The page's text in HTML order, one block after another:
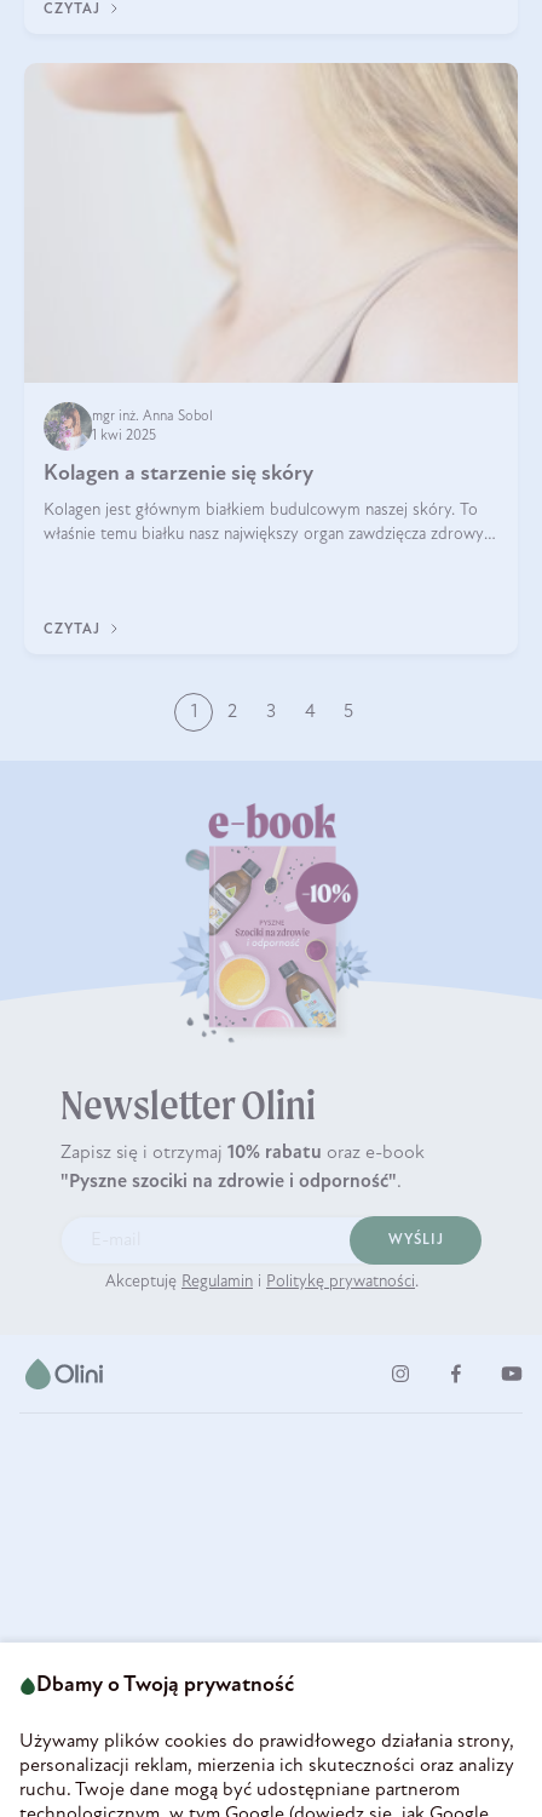
CZYTAJ
mgr inż. Anna Sobol
1 kwi 2025
Kolagen a starzenie się skóry
Kolagen jest głównym białkiem budulcowym naszej skóry. To
właśnie temu białku nasz największy organ zawdzięcza zdrowy
CZYTAJ
1 2 3 4 5
Newsletter Olini
Zapisz się i otrzymaj 10% rabatu oraz e-book
"Pyszne szociki na zdrowie i odporność".
WYŚLIJ
Akceptuję Regulamin i Politykę prywatności.
58-160 Świebodzice
REGON 890213034
INFORMACJE
Dbamy o Twoją prywatność
Używamy plików cookies do prawidłowego działania strony,
personalizacji reklam, mierzenia ich skuteczności oraz analizy
ruchu. Twoje dane mogą być udostępniane partnerom